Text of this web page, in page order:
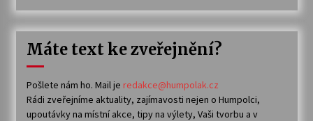
Máte text ke zveřejnění?
Pošlete nám ho. Mail je redakce@humpolak.cz
Rádi zveřejníme aktuality, zajímavosti nejen o Humpolci,
upoutávky na místní akce, tipy na výlety, Vaši tvorbu a v